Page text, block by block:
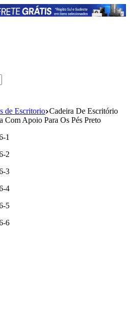
de Escritorio Cadeira De Escritório
Com Apoio Para Os Pés Preto